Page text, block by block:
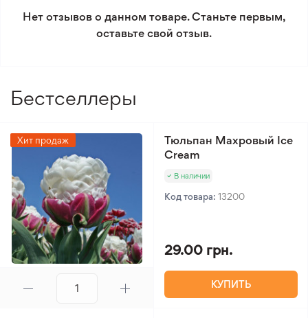
условиям возврата.
Нет отзывов о данном товаре. Станьте первым,
оставьте свой отзыв.
Бестселлеры
Хит продаж
Тюльпан Махровый Ice
Cream
В наличии
Код товара: 13200
29.00 грн.
КУПИТЬ